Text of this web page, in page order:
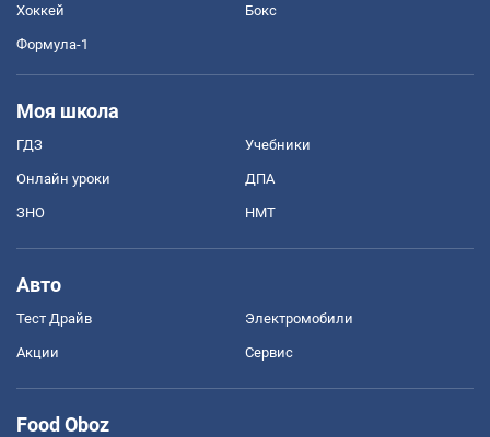
Хоккей Бокс
Формула-1
Моя школа
ГДЗ Учебники
Онлайн уроки ДПА
ЗНО НМТ
Авто
Тест Драйв Электромобили
Акции Сервис
Food Oboz